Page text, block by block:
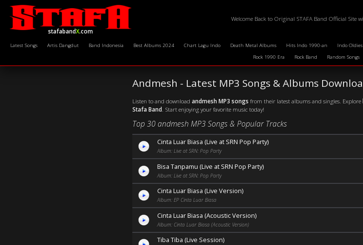
stafabandX.com
Welcome Back to Original STAFA Band Official Site
Latest Songs Artis Dangdut Band Indonesia Best Albums 2024 Chart Lagu Indo Death Metal Albums Hits Indo 1990-an Indo Oldies
Rock 1990 Era
Rock Band Random Songs
Andmesh - Latest MP3 Songs & Albums
Listen to and download andmesh MP3 songs from their latest albums and singles. Explore
Stafa Band. Start enjoying your favorite music today!
Top 30 andmesh MP3 Songs & Popular Tracks
Cinta Luar Biasa (Live at SRN Pop Party)
Album: Live at SRN: Pop Party
Bisa Tanpamu (Live at SRN Pop Party)
Album: Live at SRN: Pop Party
Cinta Luar Biasa (Live Version)
Album: EP Cinta Luar Biasa
Cinta Luar Biasa (Acoustic Version)
Album: Cinta Luar Biasa (Acoustic Version)
Tiba Tiba (Live Session)